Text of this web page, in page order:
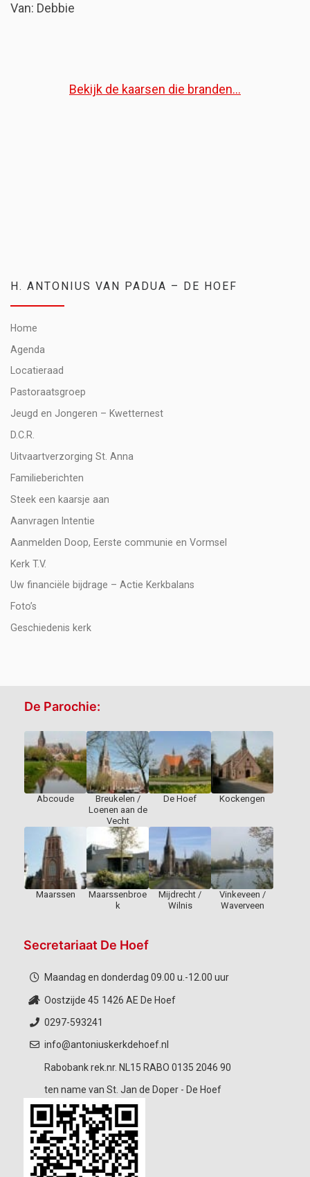
Van: Debbie
Bekijk de kaarsen die branden...
H. ANTONIUS VAN PADUA – DE HOEF
Home
Agenda
Locatieraad
Pastoraatsgroep
Jeugd en Jongeren – Kwetternest
D.C.R.
Uitvaartverzorging St. Anna
Familieberichten
Steek een kaarsje aan
Aanvragen Intentie
Aanmelden Doop, Eerste communie en Vormsel
Kerk T.V.
Uw financiële bijdrage – Actie Kerkbalans
Foto’s
Geschiedenis kerk
De Parochie:
Abcoude
Breukelen /
Loenen aan de
Vecht
De Hoef Kockengen
Maarssen
Maarssenbroe
k
Mijdrecht /
Wilnis
Vinkeveen /
Waverveen
Secretariaat De Hoef
Maandag en donderdag 09.00 u.-12.00 uur
Oostzijde 45 1426 AE De Hoef
0297-593241
info@antoniuskerkdehoef.nl
Rabobank rek.nr. NL15 RABO 0135 2046 90
ten name van St. Jan de Doper - De Hoef